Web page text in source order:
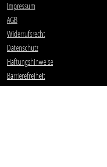
Impressum
AGB
Widerrufsrecht
Datenschutz
Haftungshinweise
Barrierefreiheit
Streitschlichtung